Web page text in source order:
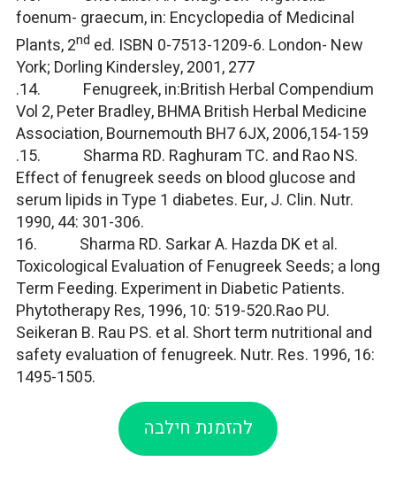
foenum- graecum, in: Encyclopedia of Medicinal
Plants, 2nd ed. ISBN 0-7513-1209-6. London- New
York; Dorling Kindersley, 2001, 277
.14. Fenugreek, in:British Herbal Compendium
Vol 2, Peter Bradley, BHMA British Herbal Medicine
Association, Bournemouth BH7 6JX, 2006,154-159
.15. Sharma RD. Raghuram TC. and Rao NS.
Effect of fenugreek seeds on blood glucose and
serum lipids in Type 1 diabetes. Eur, J. Clin. Nutr.
1990, 44: 301-306.
16. Sharma RD. Sarkar A. Hazda DK et al.
Toxicological Evaluation of Fenugreek Seeds; a long
Term Feeding. Experiment in Diabetic Patients.
Phytotherapy Res, 1996, 10: 519-520.Rao PU.
Seikeran B. Rau PS. et al. Short term nutritional and
safety evaluation of fenugreek. Nutr. Res. 1996, 16:
1495-1505.
להזמנת חילבה